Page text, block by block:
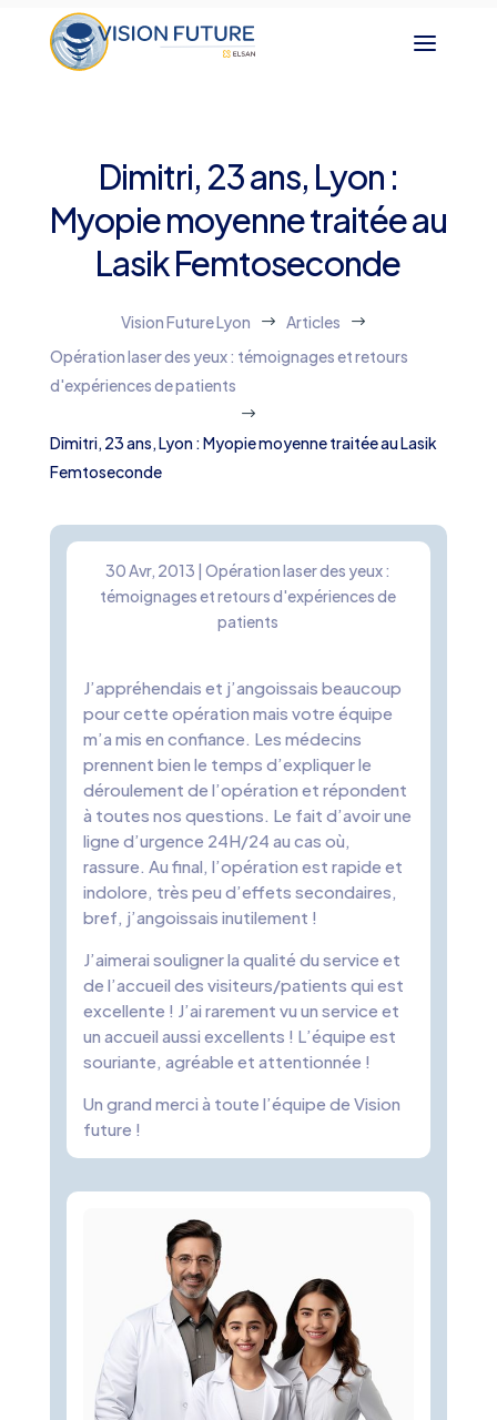
Dimitri, 23 ans, Lyon :
Myopie moyenne traitée au
Lasik Femtoseconde
Vision Future Lyon $ Articles $
Opération laser des yeux : témoignages et retours
d'expériences de patients
$
Dimitri, 23 ans, Lyon : Myopie moyenne traitée au Lasik
Femtoseconde
30 Avr, 2013 |Opération laser des yeux :
témoignages et retours d'expériences de
patients
J’appréhendais et j’angoissais beaucoup
pour cette opération mais votre équipe
m’a mis en confiance. Les médecins
prennent bien le temps d’expliquer le
déroulement de l’opération et répondent
à toutes nos questions. Le fait d’avoir une
ligne d’urgence 24H/24 au cas où,
rassure. Au final, l’opération est rapide et
indolore, très peu d’effets secondaires,
bref, j’angoissais inutilement !
J’aimerai souligner la qualité du service et
de l’accueil des visiteurs/patients qui est
excellente ! J’ai rarement vu un service et
un accueil aussi excellents ! L’équipe est
souriante, agréable et attentionnée !
Un grand merci à toute l’équipe de Vision
future !